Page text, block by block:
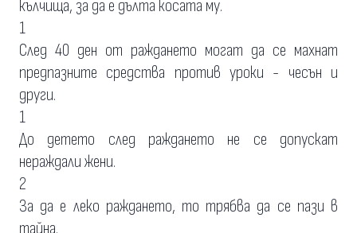
кълчища, за да е дълта косата му.
1
След 40 ден от раждането могат да се махнат
предпазните средства против уроки - чесън и
други.
1
До детето след раждането не се допускат
нераждали жени.
2
За да е леко раждането, то трябва да се пази в
тайна.